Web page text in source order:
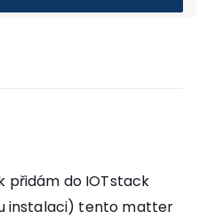
přidám do IOTstack
instalaci) tento matter